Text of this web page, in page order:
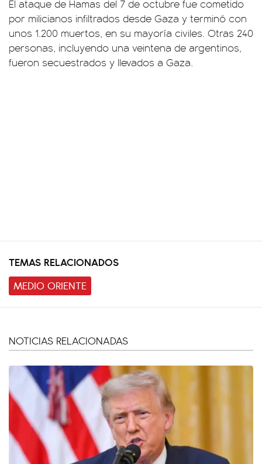
El ataque de Hamas del 7 de octubre fue cometido
por milicianos infiltrados desde Gaza y terminó con
unos 1.200 muertos, en su mayoría civiles. Otras 240
personas, incluyendo una veintena de argentinos,
fueron secuestrados y llevados a Gaza.
TEMAS RELACIONADOS
MEDIO ORIENTE
NOTICIAS RELACIONADAS